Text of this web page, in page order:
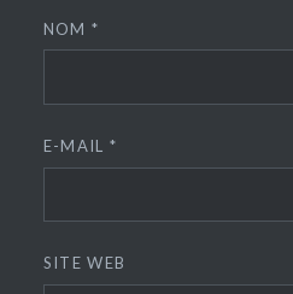
NOM*
E-MAIL *
SITE WEB